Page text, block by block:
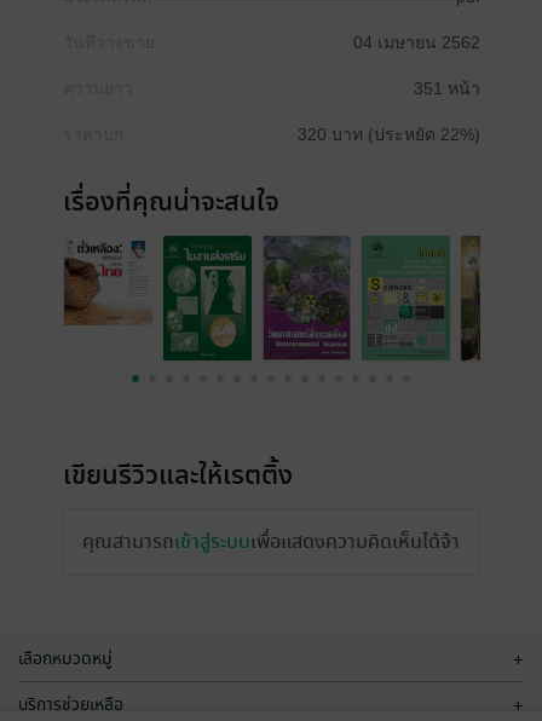
04 เมษายน 2562
351 หน้า
320 บาท (ประหยัด 22%)
เรื่องที่คุณน่าจะสนใจ
เขียนรีวิวและให้เรตติ้ง
คุณสามารถเข้าสู่ระบบเพื่อแสดงความคิดเห็นได้จ้า
เลือกหมวดหมู่ +
บริการช่วยเหลือ +